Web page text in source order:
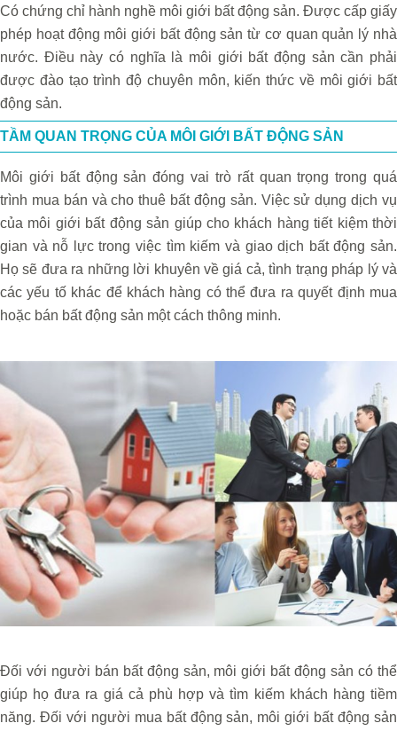
Có chứng chỉ hành nghề môi giới bất động sản. Được cấp giấy
phép hoạt động môi giới bất động sản từ cơ quan quản lý nhà
nước. Điều này có nghĩa là môi giới bất động sản cần phải
được đào tạo trình độ chuyên môn, kiến thức về môi giới bất
động sản.
TẦM QUAN TRỌNG CỦA MÔI GIỚI BẤT ĐỘNG SẢN
Môi giới bất động sản đóng vai trò rất quan trọng trong quá
trình mua bán và cho thuê bất động sản. Việc sử dụng dịch vụ
của môi giới bất động sản giúp cho khách hàng tiết kiệm thời
gian và nỗ lực trong việc tìm kiếm và giao dịch bất động sản.
Họ sẽ đưa ra những lời khuyên về giá cả, tình trạng pháp lý và
các yếu tố khác để khách hàng có thể đưa ra quyết định mua
hoặc bán bất động sản một cách thông minh.
Đối với người bán bất động sản, môi giới bất động sản có thể
giúp họ đưa ra giá cả phù hợp và tìm kiếm khách hàng tiềm
năng. Đối với người mua bất động sản, môi giới bất động sản